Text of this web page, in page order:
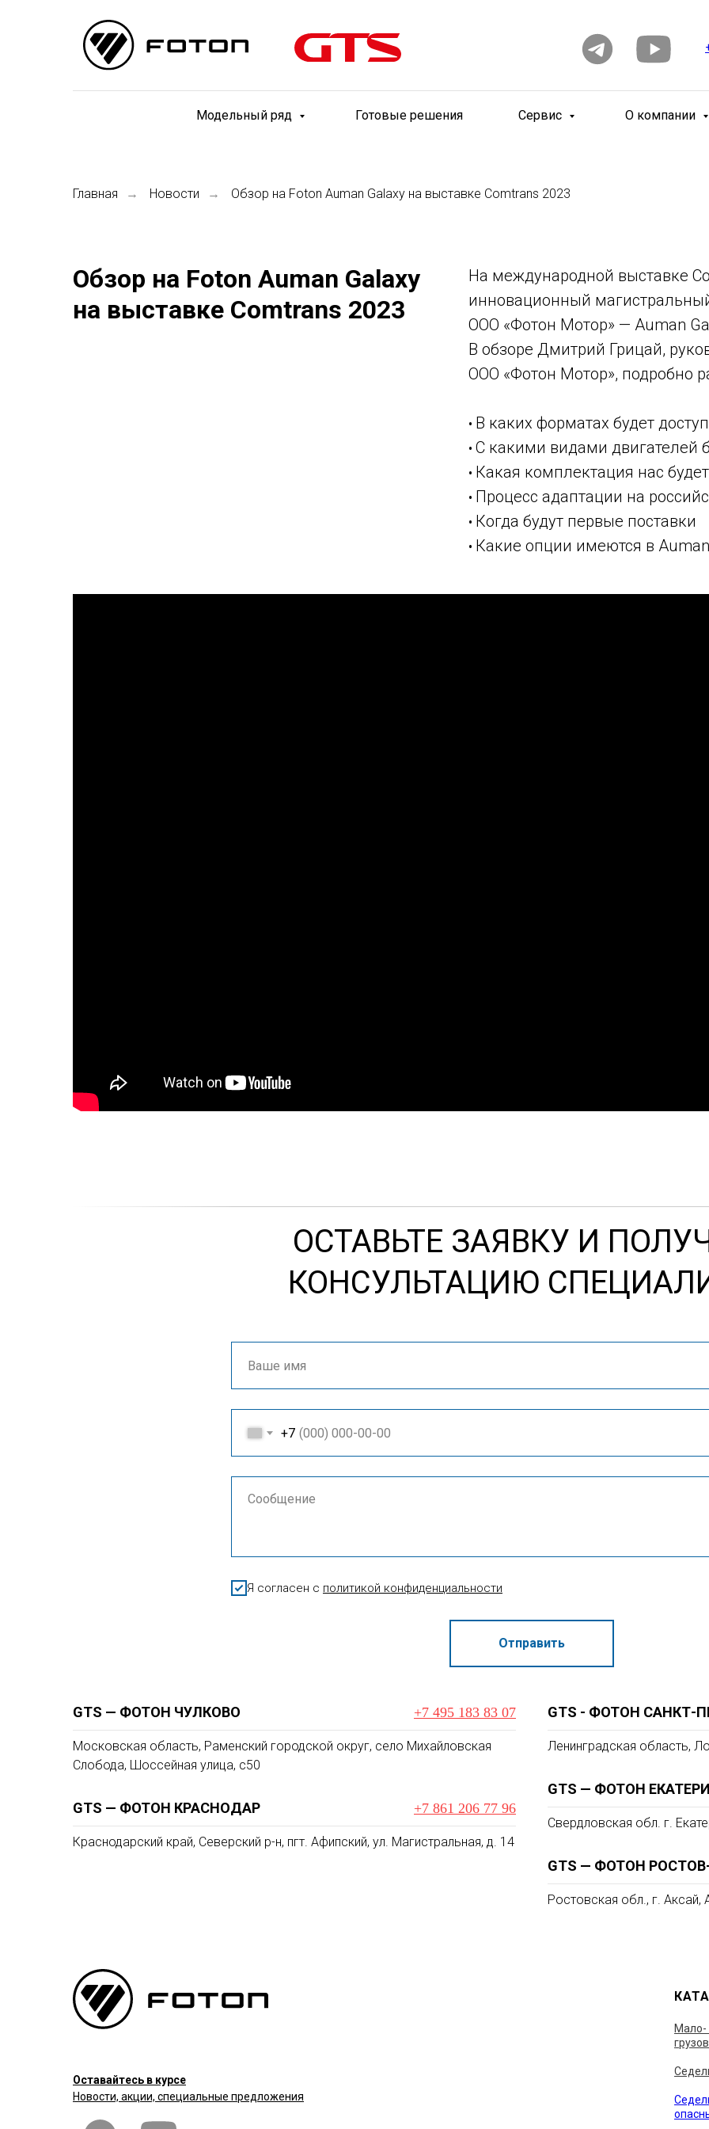
Модельный ряд Готовые решения Сервис О компании
Главная → Новости → Обзор на Foton Auman Galaxy на выставке Comtrans 2023
Обзор на Foton Auman Galaxy
на выставке Comtrans 2023
На международной выставке
инновационный
ООО «Фотон Мотор» — Auman
В обзоре Дмитрий Грицай,
ООО «Фотон Мотор», подробно
• В каких форматах будет
• С какими видами двигателей
• Какая комплектация нас
• Процесс адаптации на
• Когда будут первые поставки
• Какие опции имеются в
ОСТАВЬТЕ ЗАЯВКУ И
КОНСУЛЬТАЦИЮ
+7
Я согласен с политикой конфиденциальности
Отправить
GTS — ФОТОН ЧУЛКОВО +7 495 183 83 07
Московская область, Раменский городской округ, село Михайловская
Слобода, Шоссейная улица, с50
GTS — ФОТОН КРАСНОДАР +7 861 206 77 96
Краснодарский край, Северский р-н, пгт. Афипский, ул. Магистральная, д. 14
GTS - ФОТОН САНКТ-
Ленинградская область,
GTS — ФОТОН
Свердловская обл. г.
GTS — ФОТОН
Ростовская обл., г. Аксай,
Мало-
Оставайтесь в курсе
Новости, акции, специальные предложения